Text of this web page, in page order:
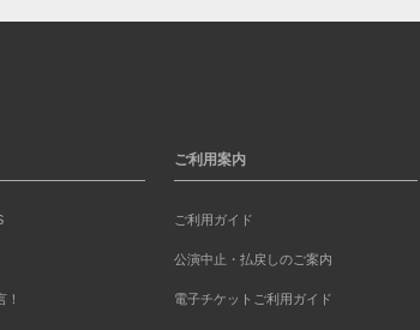
！
ご利用案内
ご利用ガイド
公演中止・払戻しのご案内
電子チケットご利用ガイド